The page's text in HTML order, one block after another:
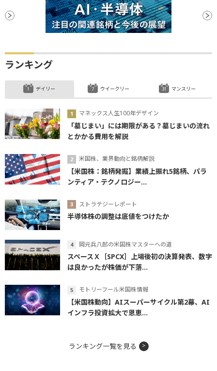
ランキング
デイリー
マネックス人生100年デザイン
「墓じまい」には期限がある？墓じまいの流れ
とかかる費用を解説
米国株、業界動向と銘柄解説
【米国株：銘柄発掘】業績上振れ5銘柄、パラ
ンティア・テクノロジー...
ストラテジーレポート
半導体株の調整は底値をつけたか
岡元兵八郎の米国株マスターへの道
スペースＸ［SPCX］上場後初の決算発表、数字
は良かったが株価が下落...
モトリーフール米国株情報
【米国株動向】AIスーパーサイクル第2幕、AI
インフラ投資拡大で恩恵...
ウイークリー マンスリー
ランキング一覧を見る